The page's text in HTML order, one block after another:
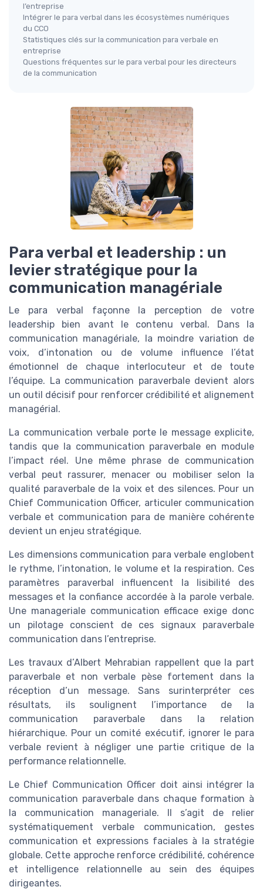
l’entreprise
Intégrer le para verbal dans les écosystèmes numériques
du CCO
Statistiques clés sur la communication para verbale en
entreprise
Questions fréquentes sur le para verbal pour les directeurs
de la communication
Para verbal et leadership : un
levier stratégique pour la
communication managériale
Le para verbal façonne la perception de votre
leadership bien avant le contenu verbal. Dans la
communication managériale, la moindre variation de
voix, d’intonation ou de volume influence l’état
émotionnel de chaque interlocuteur et de toute
l’équipe. La communication paraverbale devient alors
un outil décisif pour renforcer crédibilité et alignement
managérial.
La communication verbale porte le message explicite,
tandis que la communication paraverbale en module
l’impact réel. Une même phrase de communication
verbal peut rassurer, menacer ou mobiliser selon la
qualité paraverbale de la voix et des silences. Pour un
Chief Communication Officer, articuler communication
verbale et communication para de manière cohérente
devient un enjeu stratégique.
Les dimensions communication para verbale englobent
le rythme, l’intonation, le volume et la respiration. Ces
paramètres paraverbal influencent la lisibilité des
messages et la confiance accordée à la parole verbale.
Une manageriale communication efficace exige donc
un pilotage conscient de ces signaux paraverbale
communication dans l’entreprise.
Les travaux d’Albert Mehrabian rappellent que la part
paraverbale et non verbale pèse fortement dans la
réception d’un message. Sans surinterpréter ces
résultats, ils soulignent l’importance de la
communication paraverbale dans la relation
hiérarchique. Pour un comité exécutif, ignorer le para
verbale revient à négliger une partie critique de la
performance relationnelle.
Le Chief Communication Officer doit ainsi intégrer la
communication paraverbale dans chaque formation à
la communication manageriale. Il s’agit de relier
systématiquement verbale communication, gestes
communication et expressions faciales à la stratégie
globale. Cette approche renforce crédibilité, cohérence
et intelligence relationnelle au sein des équipes
dirigeantes.